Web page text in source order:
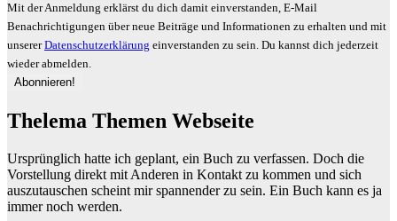
Mit der Anmeldung erklärst du dich damit einverstanden, E-Mail
Benachrichtigungen über neue Beiträge und Informationen zu erhalten und mit
unsererDatenschutzerklärung einverstanden zu sein. Du kannst dich jederzeit
wieder abmelden.
Thelema Themen Webseite
Ursprünglich hatte ich geplant, ein Buch zu verfassen. Doch die
Vorstellung direkt mit Anderen in Kontakt zu kommen und sich
auszutauschen scheint mir spannender zu sein. Ein Buch kann es ja
immer noch werden.